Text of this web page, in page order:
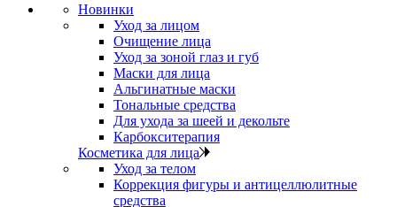
Новинки
Уход за лицом
Очищение лица
Уход за зоной глаз и губ
Маски для лица
Альгинатные маски
Тональные средства
Для ухода за шеей и декольте
Карбокситерапия
Косметика для лица
Уход за телом
Коррекция фигуры и антицеллюлитные
средства